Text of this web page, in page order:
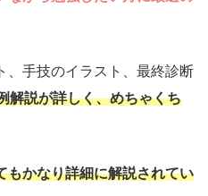
、手技のイラスト、最終診断
解説が詳しく、めちゃくち
もかなり詳細に解説されてい